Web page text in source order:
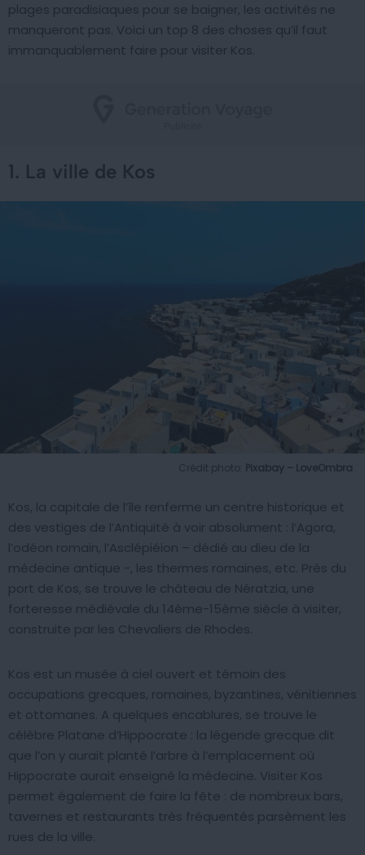
plages paradisiaques pour se baigner, les activités ne
manqueront pas. Voici un top 8 des choses qu’il faut
immanquablement faire pour visiter Kos.
1. La ville de Kos
Crédit photo: Pixabay – LoveOmbra
Kos, la capitale de l’île renferme un centre historique et
des vestiges de l’Antiquité à voir absolument : l’Agora,
l’odéon romain, l’Asclépiéion – dédié au dieu de la
médecine antique -, les thermes romaines, etc. Près du
port de Kos, se trouve le château de Nératzia, une
forteresse médiévale du 14ème-15ème siècle à visiter,
construite par les Chevaliers de Rhodes.
Kos est un musée à ciel ouvert et témoin des
occupations grecques, romaines, byzantines, vénitiennes
et ottomanes. A quelques encablures, se trouve le
célèbre Platane d’Hippocrate : la légende grecque dit
que l’on y aurait planté l’arbre à l’emplacement où
Hippocrate aurait enseigné la médecine. Visiter Kos
permet également de faire la fête : de nombreux bars,
tavernes et restaurants très fréquentés parsèment les
rues de la ville.